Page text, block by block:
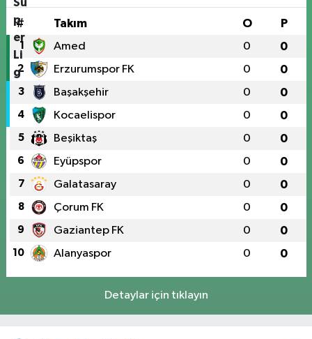
# Takım O P
1 Amed 0 0
2 Erzurumspor FK 0 0
3 Başakşehir 0 0
4 Kocaelispor 0 0
5 Beşiktaş 0 0
6 Eyüpspor 0 0
7 Galatasaray 0 0
8 Çorum FK 0 0
9 Gaziantep FK 0 0
10 Alanyaspor 0 0
Detaylar için tıklayın